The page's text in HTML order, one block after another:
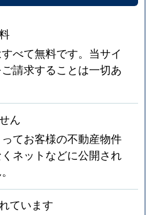
べて無料です。当サイ
請求することは一切あ
ん
てお客様の不動産物件
ネットなどに公開され
ています